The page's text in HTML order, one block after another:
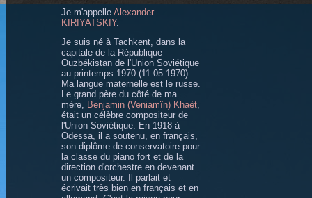
Je m'appelle Alexander
KIRIYATSKIY.
Je suis né à Tachkent, dans la
capitale de la République
Ouzbékistan de l'Union Soviétique
au printemps 1970 (11.05.1970).
Ma langue maternelle est le russe.
Le grand père du côté de ma
mère,
Benjamin (Veniamïn) Khaèt
était un célèbre compositeur de
l'Union Soviétique. En 1918 à
Odessa, il a soutenu, en français,
son diplôme de conservatoire pour
la classe du piano fort et de la
direction d'orchestre en devenant
un compositeur. Il parlait et
écrivait très bien en français et en